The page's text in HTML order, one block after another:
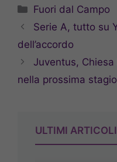
Categorie
Fuori dal Campo
Serie A, tutto su
dell’accordo
Juventus,
nella prossima
ULTIMI ARTICOLI